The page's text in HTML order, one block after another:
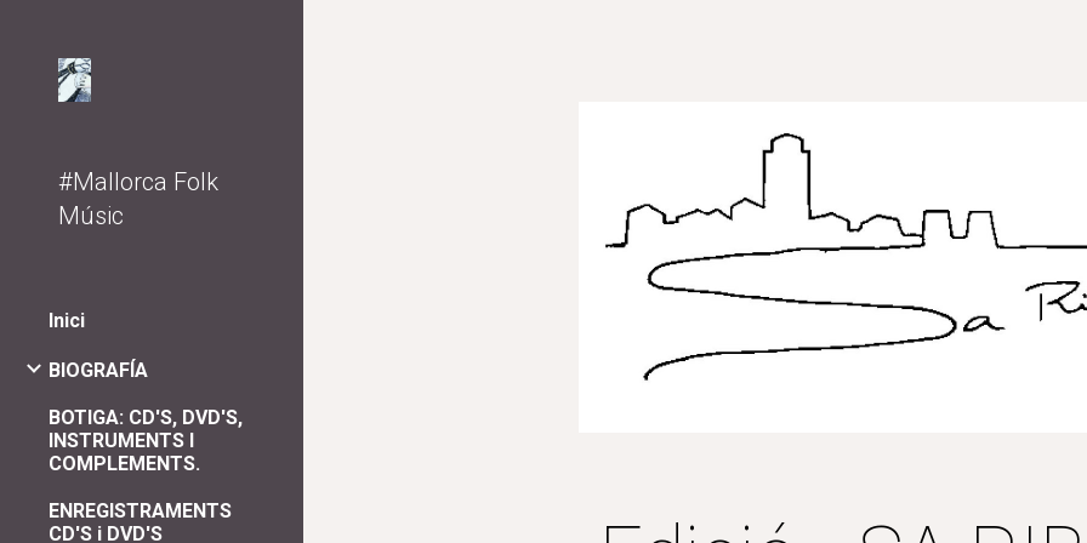
#Mallorca Folk
Músic
Inici
BIOGRAFÍA
BOTIGA: CD'S, DVD'S,
INSTRUMENTS I
COMPLEMENTS.
ENREGISTRAMENTS
CD'S i DVD'S